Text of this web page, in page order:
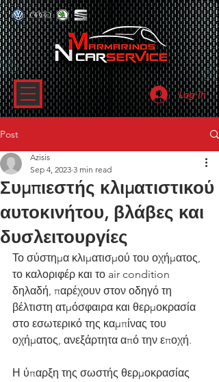
Log In
Post
Συμπιεστής κλιματιστικού
αυτοκινήτου, βλάβες και
δυσλειτουργίες
Azisis
Sep 4, 2023 3 min read
Το σύστημα κλιματισμού του οχήματος,
το καλοριφέρ και το air condition
δηλαδή, παρέχουν στον οδηγό τη
βέλτιστη ατμόσφαιρα και θερμοκρασία
στο εσωτερικό της καμπίνας του
οχήματος, ανεξάρτητα από την εποχή.
Η ύπαρξη της σωστής θερμοκρασίας